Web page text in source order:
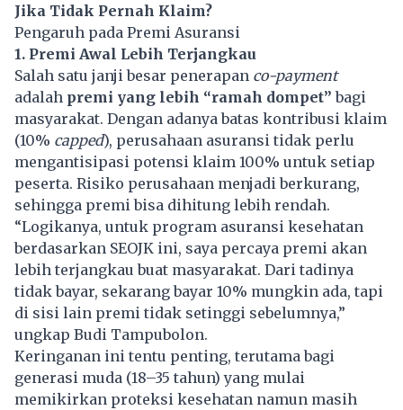
Jika Tidak Pernah Klaim?
Pengaruh pada Premi Asuransi
1. Premi Awal Lebih Terjangkau
Salah satu janji besar penerapan co-payment
adalah premi yang lebih “ramah dompet” bagi
masyarakat. Dengan adanya batas kontribusi klaim
(10% capped), perusahaan asuransi tidak perlu
mengantisipasi potensi klaim 100% untuk setiap
peserta. Risiko perusahaan menjadi berkurang,
sehingga premi bisa dihitung lebih rendah.
“Logikanya, untuk program asuransi kesehatan
berdasarkan SEOJK ini, saya percaya premi akan
lebih terjangkau buat masyarakat. Dari tadinya
tidak bayar, sekarang bayar 10% mungkin ada, tapi
di sisi lain premi tidak setinggi sebelumnya,”
ungkap Budi Tampubolon.
Keringanan ini tentu penting, terutama bagi
generasi muda (18–35 tahun) yang mulai
memikirkan proteksi kesehatan namun masih